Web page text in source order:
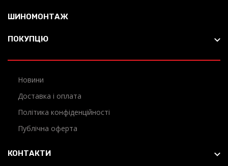
КОНТАКТИ
ШИНОМОНТАЖ
ПОКУПЦЮ
Новини
Доставка і оплата
Політика конфіденційності
Публічна оферта